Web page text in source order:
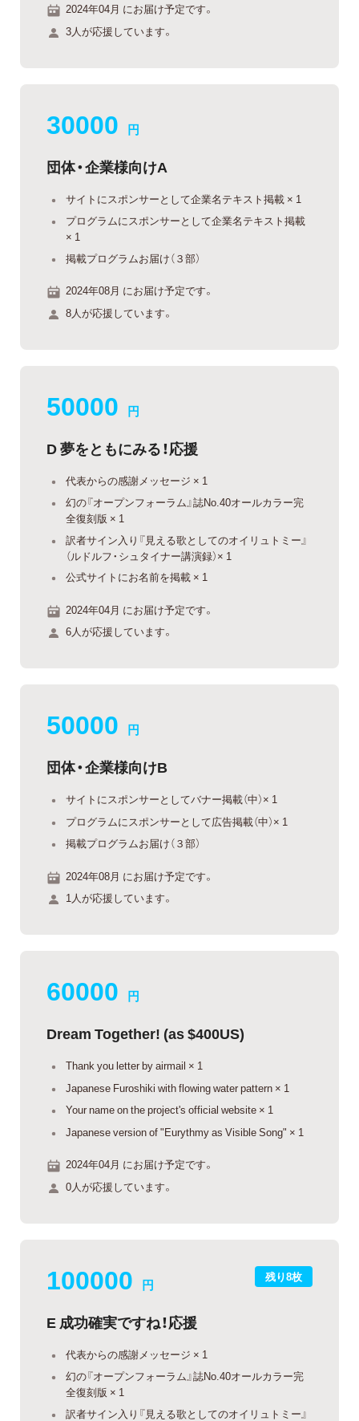
2024年04月 にお届け予定です。
3人が応援しています。
30000 円
団体・企業様向けA
サイトにスポンサーとして企業名テキスト掲載 × 1
プログラムにスポンサーとして企業名テキスト掲載
× 1
掲載プログラムお届け（３部）
2024年08月 にお届け予定です。
8人が応援しています。
50000 円
D 夢をともにみる！応援
代表からの感謝メッセージ × 1
幻の『オープンフォーラム』誌No.40オールカラー完
全復刻版 × 1
訳者サイン入り『見える歌としてのオイリュトミー』
（ルドルフ・シュタイナー講演録）× 1
公式サイトにお名前を掲載 × 1
2024年04月 にお届け予定です。
6人が応援しています。
50000 円
団体・企業様向けB
サイトにスポンサーとしてバナー掲載（中）× 1
プログラムにスポンサーとして広告掲載（中）× 1
掲載プログラムお届け（３部）
2024年08月 にお届け予定です。
1人が応援しています。
60000 円
Dream Together! (as $400US)
Thank you letter by airmail × 1
Japanese Furoshiki with flowing water pattern × 1
Your name on the project's official website × 1
Japanese version of "Eurythmy as Visible Song" × 1
2024年04月 にお届け予定です。
0人が応援しています。
残り8枚
100000 円
E 成功確実ですね！応援
代表からの感謝メッセージ × 1
幻の『オープンフォーラム』誌No.40オールカラー完
全復刻版 × 1
訳者サイン入り『見える歌としてのオイリュトミー』